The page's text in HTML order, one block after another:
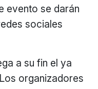
evento se darán
sociales
a su fin el ya
organizadores